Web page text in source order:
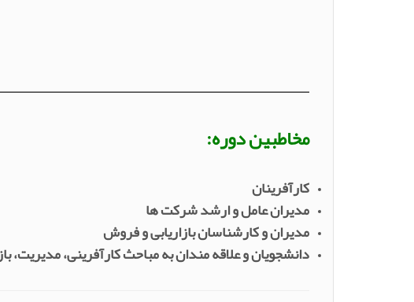
مخاطبین دوره:
کارآفرینان
مدیران عامل و ارشد شرکت ها
مدیران و کارشناسان بازاریابی و فروش
دانشجویان و علاقه مندان به مباحث کارآفرینی،